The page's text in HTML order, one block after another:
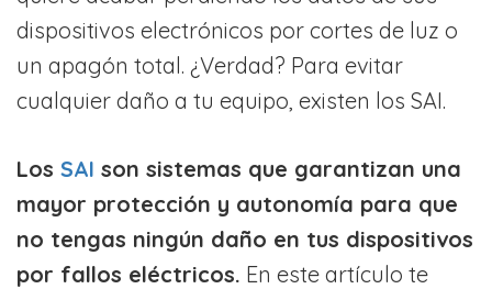
dispositivos electrónicos por cortes de luz o
un apagón total. ¿Verdad? Para evitar
cualquier daño a tu equipo, existen los SAI.
Los SAI son sistemas que garantizan una
mayor protección y autonomía para que
no tengas ningún daño en tus dispositivos
por fallos eléctricos. En este artículo te